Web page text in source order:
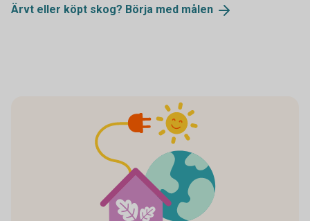
Ärvt eller köpt skog? Börja med målen